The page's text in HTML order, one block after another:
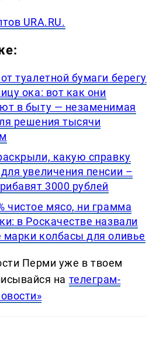
URA.RU.
туалетной бумаги берегу
ока: вот как они
в быту — незаменимая
решения тысячи
какую справку
увеличения пенсии –
3000 рублей
чистое мясо, ни грамма
в Роскачестве назвали
колбасы для оливье
Перми уже в твоем
на телеграм-